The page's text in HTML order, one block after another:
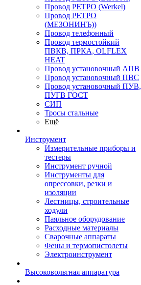
Провод РЕТРО (Werkel)
Провод РЕТРО
(МЕЗОНИНЪ))
Провод телефонный
Провод термостойкий
ПВКВ, ПРКА, OLFLEX
HEAT
Провод установочный АПВ
Провод установочный ПВС
Провод установочный ПУВ,
ПУГВ ГОСТ
СИП
Тросы стальные
Ещё
Инструмент
Измерительные приборы и
тестеры
Инструмент ручной
Инструменты для
опрессовки, резки и
изоляции
Лестницы, строительные
ходули
Паяльное оборудование
Расходные материалы
Сварочные аппараты
Фены и термопистолеты
Электроинструмент
Высоковольтная аппаратура